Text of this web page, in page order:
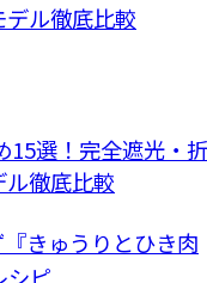
15選！完全遮光・折
徹底比較